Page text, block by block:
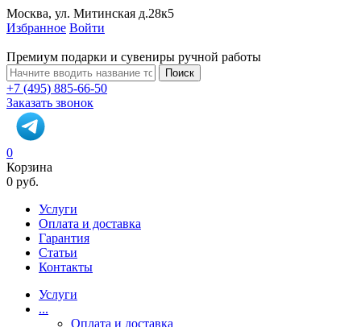
Москва, ул. Митинская д.28к5
Избранное Войти
Премиум подарки и сувениры ручной работы
Поиск
+7 (495) 885-66-50
Заказать звонок
0
Корзина
0 руб.
Услуги
Оплата и доставка
Гарантия
Статьи
Контакты
Услуги
...
Оплата и доставка